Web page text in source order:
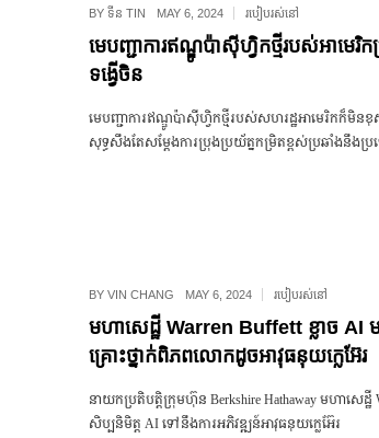
BYទីន TIN MAY 6, 2024 របៀបរស់នៅ
មេបញ្ជាការឥណ្ឌូប៉ាស៊ីហ្វិកថ្មីរបស់អាមេរិ
ទង្វើចិន
មេបញ្ជាការឥណ្ឌូប៉ាស៊ីហ្វិកថ្មីរបស់សហរដ្ឋអាមេរិកក៏មិន
សុទ្ធសឹងតែសម្ដែងការប្រុងប្រយ័ត្នកម្រិតខ្ពស់ប្រឆាំងនឹងប្
BYVIN CHANG MAY 6, 2024 របៀបរស់នៅ
មហាសេដ្ឋី Warren Buffett ខ្លាច AI
គ្រោះថ្នាក់ពិភពលោកដូចអាវុធនុយក្លេអ៊ែរ
នាយកប្រតិបត្តិក្រុមហ៊ុន Berkshire Hathaway មហាសេដ្ឋី
សិប្បនិមិត្ត AI ទៅនឹងការអភិវឌ្ឍន៍អាវុធនុយក្លេអ៊ែរ